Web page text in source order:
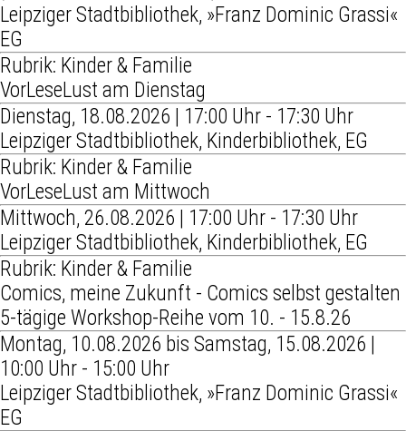
Leipziger Stadtbibliothek, »Franz Dominic Grassi«
EG
Rubrik: Kinder & Familie
VorLeseLust am Dienstag
Dienstag, 18.08.2026 | 17:00 Uhr - 17:30 Uhr
Leipziger Stadtbibliothek, Kinderbibliothek, EG
Rubrik: Kinder & Familie
VorLeseLust am Mittwoch
Mittwoch, 26.08.2026 | 17:00 Uhr - 17:30 Uhr
Leipziger Stadtbibliothek, Kinderbibliothek, EG
Rubrik: Kinder & Familie
Comics, meine Zukunft - Comics selbst gestalten
5-tägige Workshop-Reihe vom 10. - 15.8.26
Montag, 10.08.2026 bis Samstag, 15.08.2026 |
10:00 Uhr - 15:00 Uhr
Leipziger Stadtbibliothek, »Franz Dominic Grassi«
EG